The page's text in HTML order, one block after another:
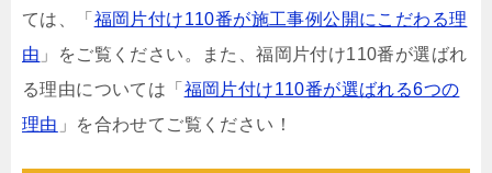
ては、「 福岡片付け110番が施工事例公開にこだわる理
由 」をご覧ください。また、福岡片付け110番が選ばれ
る理由については「 福岡片付け110番が選ばれる6つの
理由 」を合わせてご覧ください！